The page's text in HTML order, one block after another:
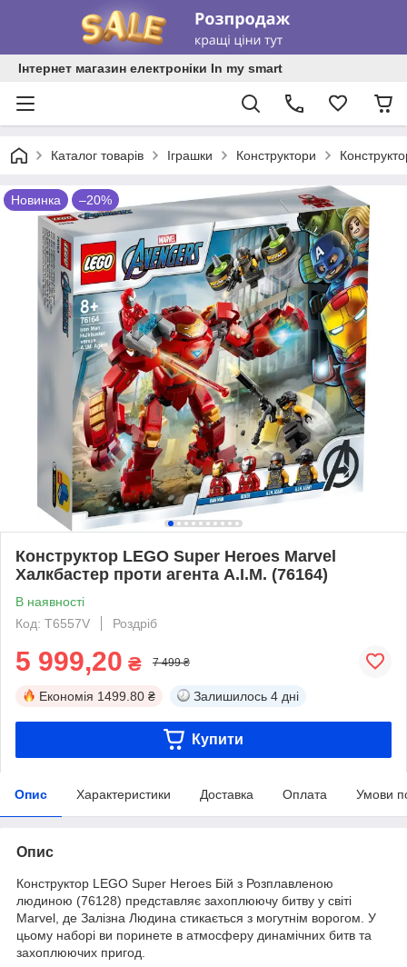
Інтернет магазин електроніки In my smart
Каталог товарів Іграшки Конструктори
Новинка –20%
Конструктор LEGO Super Heroes Marvel
Халкбастер проти агента А.І.М. (76164)
В наявності
Код: T6557V
Роздріб
5 999,20 ₴ 7 499 ₴
Економія 1499.80 ₴ Залишилось 4 дні
Купити
Опис Характеристики Доставка Оплата Умови
Опис
Конструктор LEGO Super Heroes Бій з Розплавленою
людиною (76128) представляє захоплюючу битву у світі
Marvel, де Залізна Людина стикається з могутнім ворогом. У
цьому наборі ви поринете в атмосферу динамічних битв та
захоплюючих пригод.